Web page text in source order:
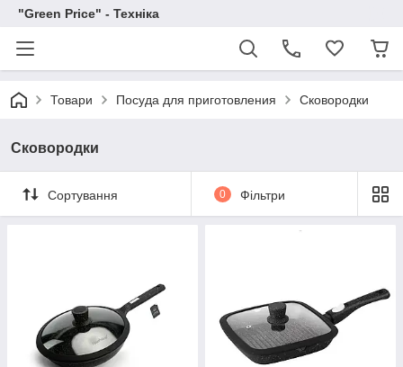
"Green Price" - Техніка
Товари Посуда для приготовления Сковородки
Сковородки
Сортування 0 Фільтри